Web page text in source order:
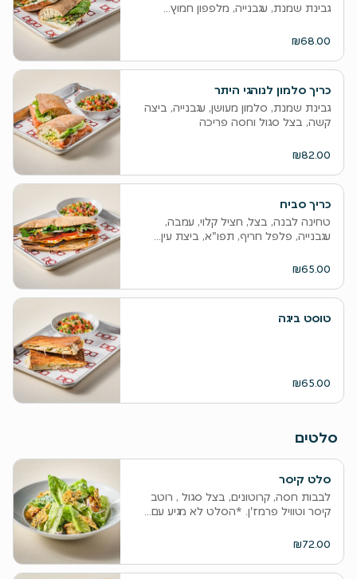
גבינת שמנת, עגבנייה, מלפפון חמוץ...
₪68.00
כריך סלמון לנוהגי היתר
גבינת שמנת, סלמון מעושן, עגבנייה, ביצה
קשה, בצל סגול וחסה פריכה
₪82.00
כריך סביח
טחינה לבנה, בצל, חציל קלוי, עמבה,
עגבנייה, פלפל חריף, תפו"א, ביצת עין...
₪65.00
טוסט ביגה
₪65.00
סלטים
סלט קיסר
לבבות חסה, קרוטונים, בצל סגול , רוטב
קיסר וטוויל פרמז'ן. *הסלט לא מגיע עם...
₪72.00